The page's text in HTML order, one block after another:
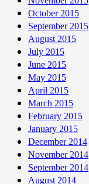
October 2015
September 2015
August 2015
July 2015
June 2015
May 2015
April 2015
March 2015
February 2015
January 2015
December 2014
November 2014
September 2014
August 2014